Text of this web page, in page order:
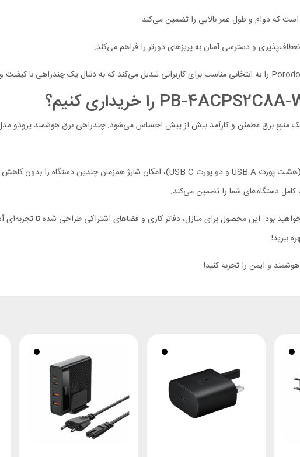
که دوام و طول عمر بالایی را تضمین می‌کند.
کامل دستگاه‌های شما را تضمین می‌کند.
بود. این محصول برای منازل، دفاتر کاری و فضاهای اشتراکی طراحی شده تا
ببرید!
و ایمن را تجربه کنید!